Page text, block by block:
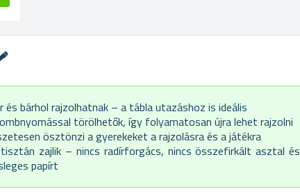
és bárhol rajzolhatnak – a tábla utazáshoz is ideális
törölhetők, így folyamatosan újra lehet rajzolni
ösztönzi a gyerekeket a rajzolásra és a játékra
zajlik – nincs radírforgács, nincs összefirkált asztal és
papírt